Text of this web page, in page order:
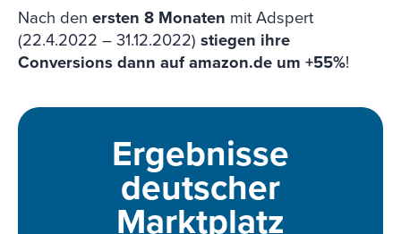
Nach den ersten 8 Monaten mit Adspert
(22.4.2022 – 31.12.2022) stiegen ihre
Conversions dann auf amazon.de um +55%!
Ergebnisse
deutscher
Marktplatz